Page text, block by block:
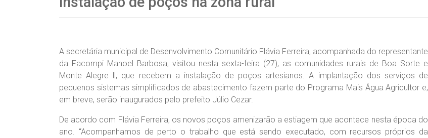
A secretária municipal de Desenvolvimento Comunitário Flávia Ferreira, acompanhada do representante
da Facompi Manoel Barbosa, visitou nesta sexta-feira (27), as comunidades rurais de Boa Sorte e
Monte Alegre ll, que recebem a instalação de poços artesianos. A implantação dos serviços de
pequenos sistemas simplificados de abastecimento fazem parte do Programa Mais Água Agricultor e,
em breve, serão inaugurados pelo prefeito Júlio Cezar.
De acordo com Flávia Ferreira, os novos poços amenizarão a estiagem que acontece nesta época do
ano. “Acompanhamos de perto o trabalho que está sendo executado, com recursos próprios da